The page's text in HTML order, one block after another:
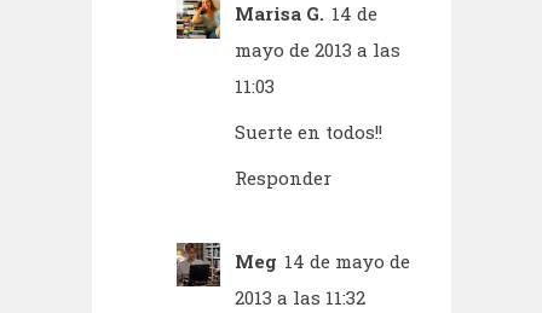
Marisa G. 14 de
mayo de 2013 a las
11:03
Suerte en todos!!
Responder
Meg 14 de mayo de
2013 a las 11:32